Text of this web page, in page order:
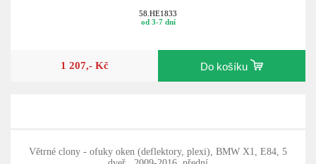
58.HE1833
od 3-7 dní
1 207,- Kč Do košíku
Větrné clony - ofuky oken (deflektory, plexi), BMW X1, E84, 5